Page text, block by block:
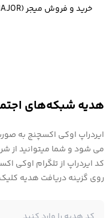
تأسیس کرد. همچنین
رمزارز اینترنت
تحقیقاتی غیرانتفاعی
خرید و فروش میجر (MAJOR)
هدیه شبکه‌های
ایردراپ اوکی اکسچنج به
می شود و شما میتوانید از
کد ایردراپ از تلگرام اوکی
روی گزینه دریافت هدیه